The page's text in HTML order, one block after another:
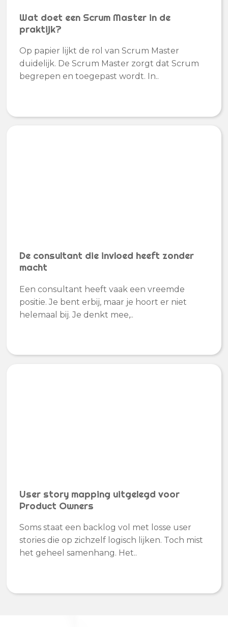
Wat doet een Scrum Master in de
praktijk?
Op papier lijkt de rol van Scrum Master
duidelijk. De Scrum Master zorgt dat Scrum
begrepen en toegepast wordt. In..
De consultant die invloed heeft zonder
macht
Een consultant heeft vaak een vreemde
positie. Je bent erbij, maar je hoort er niet
helemaal bij. Je denkt mee,..
User story mapping uitgelegd voor
Product Owners
Soms staat een backlog vol met losse user
stories die op zichzelf logisch lijken. Toch mist
het geheel samenhang. Het..